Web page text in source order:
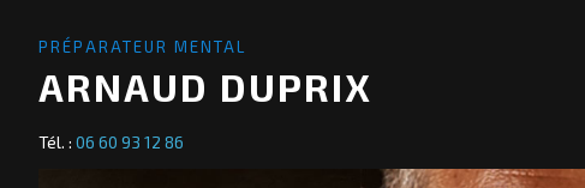
PRÉPARATEUR MENTAL
ARNAUD DUPRIX
Tél. : 06 60 93 12 86